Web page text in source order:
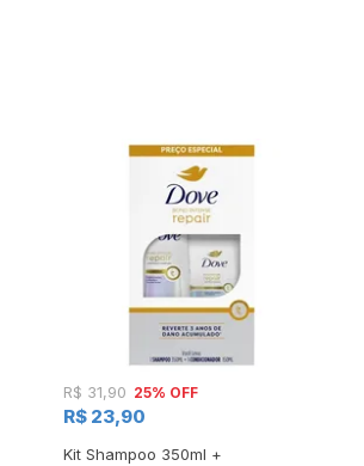
R$ 31,90 25% OFF
R$ 23,90
Kit Shampoo 350ml +